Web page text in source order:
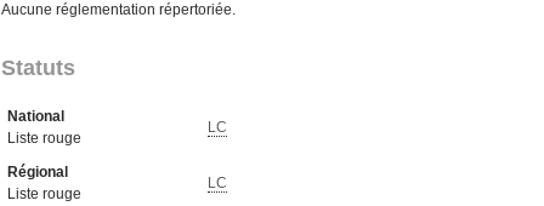
Aucune réglementation répertoriée.
Statuts
National
Liste rouge
LC
Régional
Liste rouge
LC